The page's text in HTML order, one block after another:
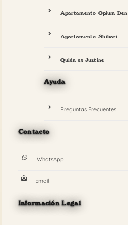
Apartamento Opium Den
Apartamento Shibari
Quién es Justine
Ayuda
Preguntas Frecuentes
Contacto
WhatsApp
Email
Información Legal